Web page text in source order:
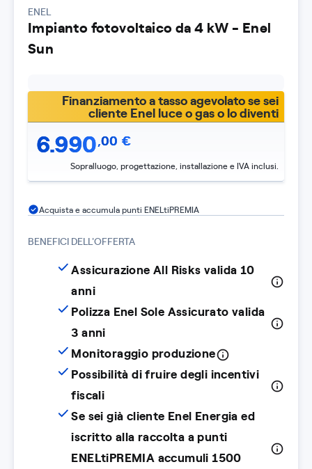
ENEL
Impianto fotovoltaico da 4 kW - Enel
Sun
Finanziamento a tasso agevolato se sei
cliente Enel luce o gas o lo diventi
6.990,00 €
Sopralluogo, progettazione, installazione e IVA inclusi.
Acquista e accumula punti ENELtiPREMIA
BENEFICI DELL'OFFERTA
Assicurazione All Risks valida 10
anni
Polizza Enel Sole Assicurato valida
3 anni
Monitoraggio produzione
Possibilità di fruire degli incentivi
fiscali
Se sei già cliente Enel Energia ed
iscritto alla raccolta a punti
ENELtiPREMIA accumuli 1500